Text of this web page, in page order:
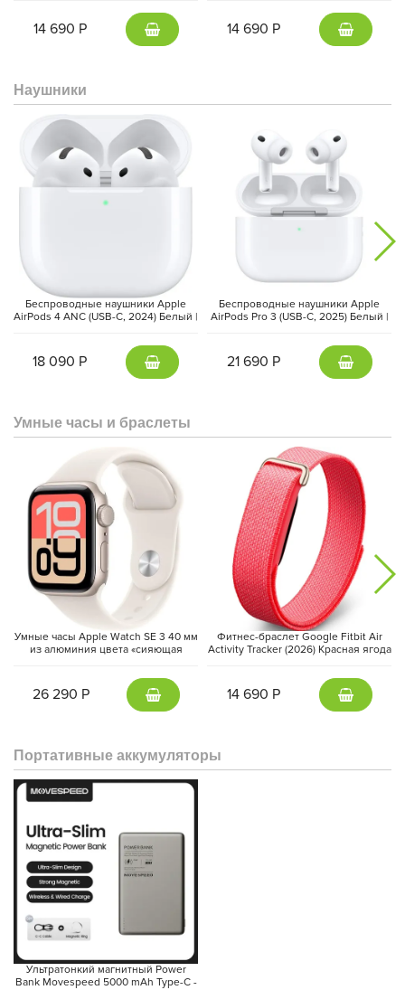
14 690 Р 14 690 Р
Наушники
Беспроводные наушники Apple
AirPods 4 ANC (USB-C, 2024) Белый |
18 090 Р
Беспроводные наушники Apple
AirPods Pro 3 (USB-C, 2025) Белый |
21 690 Р
Умные часы и браслеты
Умные часы Apple Watch SE 3 40 мм
из алюминия цвета «сияющая
«сияющая звезда» (S/M)
26 290 Р
Фитнес-браслет Google Fitbit Air
Activity Tracker (2026) Красная ягода
14 690 Р
Портативные аккумуляторы
Ультратонкий магнитный Power
Bank Movespeed 5000 mAh Type-C -